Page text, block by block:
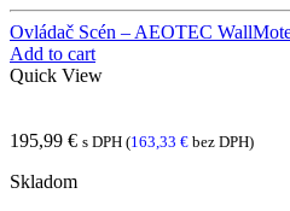
Ovládač Scén – AEOTEC
Add to cart
Quick View
195,99 € s DPH (163,33 € bez DPH)
Skladom